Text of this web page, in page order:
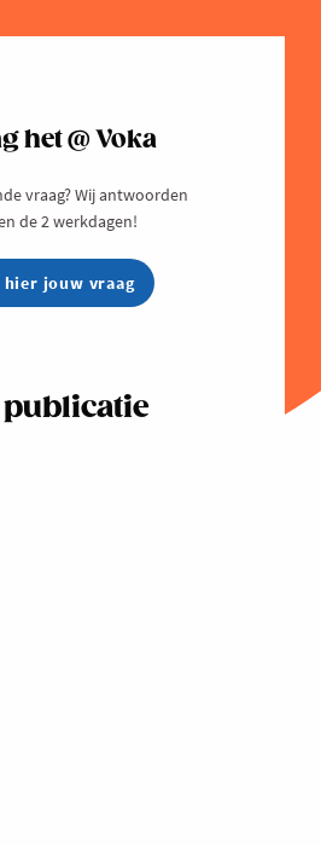
het @ Voka
vraag? Wij antwoorden
de 2 werkdagen!
hier jouw vraag